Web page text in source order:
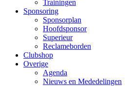
Trainingen
Sponsoring
Sponsorplan
Hoofdsponsor
Superieur
Reclameborden
Clubshop
Overige
Agenda
Nieuws en Mededelingen